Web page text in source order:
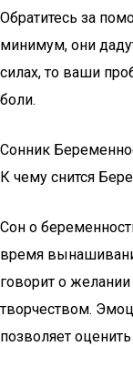
Обратитесь за
минимум, они
силах, то ваши
боли.
Сонник
К чему снится
Сон о
время
говорит о желании
творчеством.
позволяет